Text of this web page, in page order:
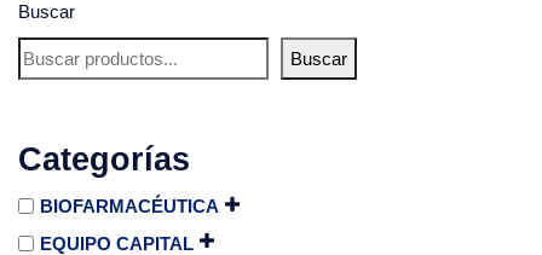
Buscar
Buscar
Categorías
BIOFARMACÉUTICA
EQUIPO CAPITAL